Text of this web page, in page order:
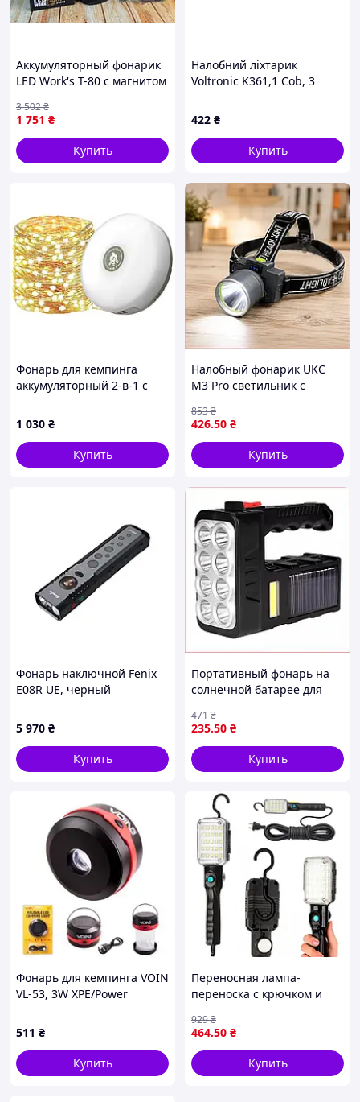
Аккумуляторный фонарик
LED Work's T-80 с магнитом
1100Lm
1 751 ₴
3 502₴
Купить
Налобний ліхтарик
Voltronic K361,1 Cob, 3
422 ₴
Купить
Фонарь для кемпинга
аккумуляторный 2-в-1 с
и Power Bank Белый
1 030 ₴
Купить
Налобный фонарик UKC
M3 Pro светильник с
рыбалки работы и туризма
426.50 ₴
853₴
Купить
Фонарь наключной Fenix
E08R UE, черный
5 970 ₴
Купить
Портативный фонарь на
солнечной батарее для
водонепроницаемый
источник света
235.50 ₴
471₴
Купить
Фонарь для кемпинга VOIN
VL-53, 3W XPE/Power
панель/
складной(956316696)
511 ₴
Купить
Переносная лампа-
переноска с крючком и
Проводной фонарь для
гаража / Фонарь СТО
464.50 ₴
929₴
Купить